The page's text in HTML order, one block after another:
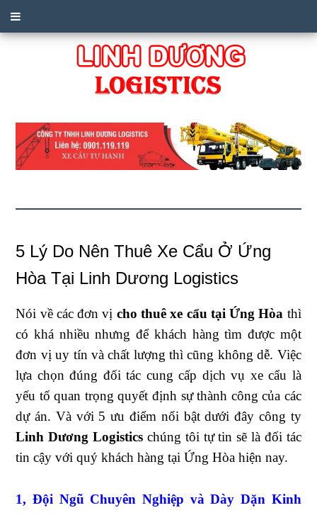
5 Lý Do Nên Thuê Xe Cẩu Ở Ứng
Hòa Tại Linh Dương Logistics
Nói về các đơn vị cho thuê xe cẩu tại Ứng Hòa thì
có khá nhiều nhưng để khách hàng tìm được một
đơn vị uy tín và chất lượng thì cũng không dễ. Việc
lựa chọn đúng đối tác cung cấp dịch vụ xe cẩu là
yếu tố quan trọng quyết định sự thành công của các
dự án. Và với 5 ưu điểm nổi bật dưới đây công ty
Linh Dương Logistics chúng tôi tự tin sẽ là đối tác
tin cậy với quý khách hàng tại Ứng Hòa hiện nay.
1, Đội Ngũ Chuyên Nghiệp và Dày Dặn Kinh